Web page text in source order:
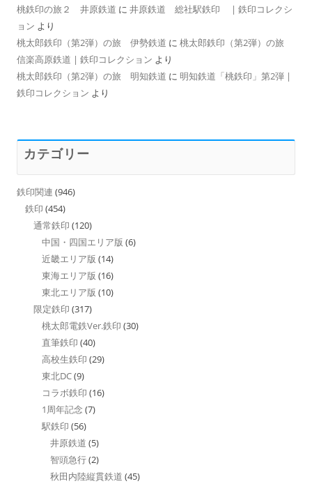
桃鉄印の旅２ 井原鉄道 に 井原鉄道 総社駅鉄印 | 鉄印コレクシ
ョン より
桃太郎鉄印（第2弾）の旅 伊勢鉄道 に 桃太郎鉄印（第2弾）の旅
信楽高原鉄道 | 鉄印コレクション より
桃太郎鉄印（第2弾）の旅 明知鉄道 に 明知鉄道「桃鉄印」第2弾 |
鉄印コレクション より
カテゴリー
鉄印関連 (946)
鉄印 (454)
通常鉄印 (120)
中国・四国エリア版 (6)
近畿エリア版 (14)
東海エリア版 (16)
東北エリア版 (10)
限定鉄印 (317)
桃太郎電鉄Ver.鉄印 (30)
直筆鉄印 (40)
高校生鉄印 (29)
東北DC(9)
コラボ鉄印 (16)
1周年記念 (7)
駅鉄印 (56)
井原鉄道 (5)
智頭急行(2)
秋田内陸縦貫鉄道 (45)